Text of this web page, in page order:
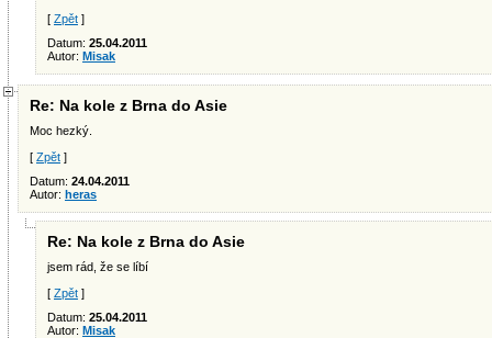
[ Zpět ]
Datum: 25.04.2011
Autor: Misak
Re: Na kole z Brna do Asie
Moc hezký.
[ Zpět ]
Datum: 24.04.2011
Autor: heras
Re: Na kole z Brna do Asie
jsem rád, že se líbí
[ Zpět ]
Datum: 25.04.2011
Autor: Misak